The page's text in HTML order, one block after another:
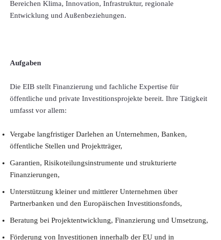
Bereichen Klima, Innovation, Infrastruktur, regionale
Entwicklung und Außenbeziehungen.
Aufgaben
Die EIB stellt Finanzierung und fachliche Expertise für
öffentliche und private Investitionsprojekte bereit. Ihre Tätigkeit
umfasst vor allem:
Vergabe langfristiger Darlehen an Unternehmen, Banken,
öffentliche Stellen und Projektträger,
Garantien, Risikoteilungsinstrumente und strukturierte
Finanzierungen,
Unterstützung kleiner und mittlerer Unternehmen über
Partnerbanken und den Europäischen Investitionsfonds,
Beratung bei Projektentwicklung, Finanzierung und Umsetzung,
Förderung von Investitionen innerhalb der EU und in